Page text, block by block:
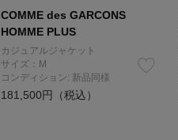
COMME des GARCONS
HOMME PLUS
カジュアルジャケット
サイズ：M
コンディション: 新品同様
181,500円（税込）